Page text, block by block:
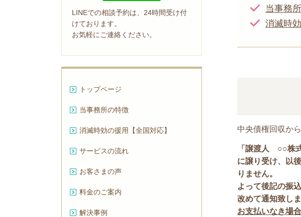
当事務
消滅時
中央債権回収から
「譲渡人 ○○株
に譲り受け、以
りません。
よって後記の振
改めて通知致しま
お支払いなき場
LINEでの相談予約は、24時間受け付
けております。
お気軽にご連絡ください。
トップページ
当事務所の特徴
消滅時効の援用【全国対応】
サービスの流れ
お客さまの声
料金のご案内
解決事例